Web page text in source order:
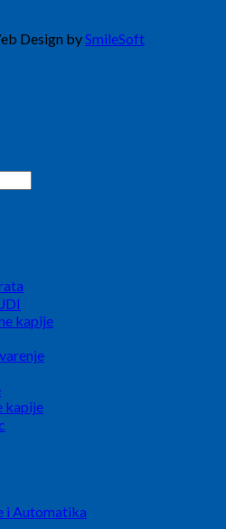
Design bySmileSoft
kapije
kapije
i Automatika